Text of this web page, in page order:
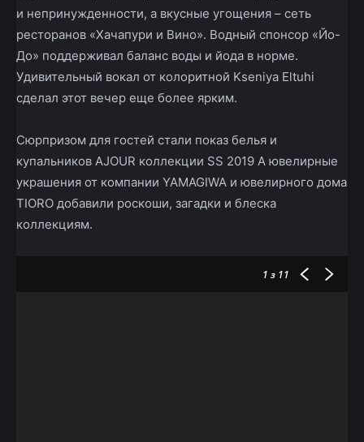
и непринужденности, а вкусные угощения – сеть
ресторанов «Хачапури и Вино». Водный спонсор «Йо-
До» поддерживал баланс воды и йода в норме.
Удивительный вокал от колоритной Kseniya Eltuhi
сделал этот вечер еще более ярким.
Сюрпризом для гостей стали показ белья и
купальников AJOUR коллекции SS 2019 А ювелирные
украшения от компании YAMAGIWA и ювелирного дома
TIORO добавили роскоши, загадки и блеска
коллекциям.
1 з 11